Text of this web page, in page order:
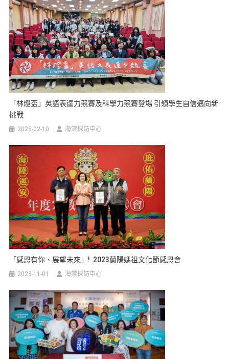
「林燈盃」英語表達力競賽及科學力競賽登場 引領學生自信邁向新
挑戰
2025-02-10 海棠採訪中心
「感恩有你、展望未來」! 2023蘭陽媽祖文化節感恩會
2023-11-01 海棠採訪中心